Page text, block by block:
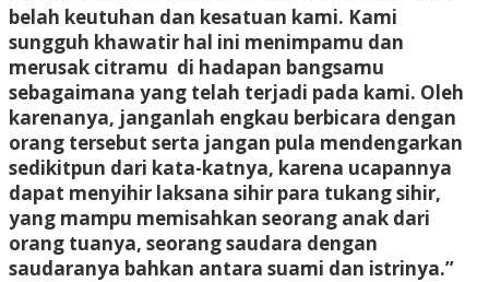
belah keutuhan dan kesatuan kami. Kami
sungguh khawatir hal ini menimpamu dan
merusak citramu di hadapan bangsamu
sebagaimana yang telah terjadi pada kami. Oleh
karenanya, janganlah engkau berbicara dengan
orang tersebut serta jangan pula mendengarkan
sedikitpun dari kata-katnya, karena ucapannya
dapat menyihir laksana sihir para tukang sihir,
yang mampu memisahkan seorang anak dari
orang tuanya, seorang saudara dengan
saudaranya bahkan antara suami dan istrinya.”